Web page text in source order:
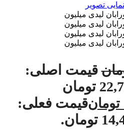
تصویر
قیمت اصلی:
22,700,000 تومان
تومانقیمت فعلی: